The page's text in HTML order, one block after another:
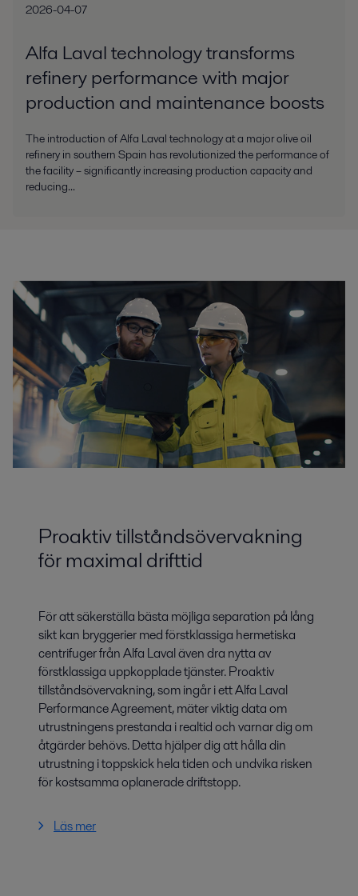
2026-04-07
Alfa Laval technology transforms
refinery performance with major
production and maintenance boosts
The introduction of Alfa Laval technology at a major olive oil
refinery in southern Spain has revolutionized the performance of
the facility – significantly increasing production capacity and
reducing...
Proaktiv tillståndsövervakning
för maximal drifttid
För att säkerställa bästa möjliga separation på lång
sikt kan bryggerier med förstklassiga hermetiska
centrifuger från Alfa Laval även dra nytta av
förstklassiga uppkopplade tjänster. Proaktiv
tillståndsövervakning, som ingår i ett Alfa Laval
Performance Agreement, mäter viktig data om
utrustningens prestanda i realtid och varnar dig om
åtgärder behövs. Detta hjälper dig att hålla din
utrustning i toppskick hela tiden och undvika risken
för kostsamma oplanerade driftstopp.
Läs mer